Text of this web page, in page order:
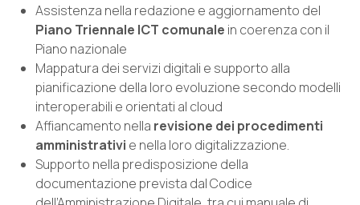
Assistenza nella redazione e aggiornamento del
Piano Triennale ICT comunale in coerenza con il
Piano nazionale
Mappatura dei servizi digitali e supporto alla
pianificazione della loro evoluzione secondo modelli
interoperabili e orientati al cloud
Affiancamento nella revisione dei procedimenti
amministrativi e nella loro digitalizzazione.
Supporto nella predisposizione della
documentazione prevista dal Codice